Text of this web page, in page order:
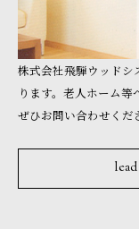
株式会社飛騨ウッドシ
ります。老人ホーム
ぜひお問い合わせくだ